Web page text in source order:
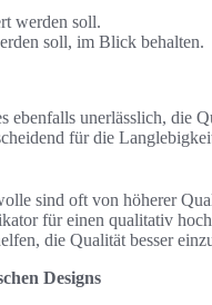
werden soll.
soll, im Blick behalten.
ebenfalls unerlässlich, die
für die
sind oft von höherer
für einen qualitativ
die Qualität besser
Designs